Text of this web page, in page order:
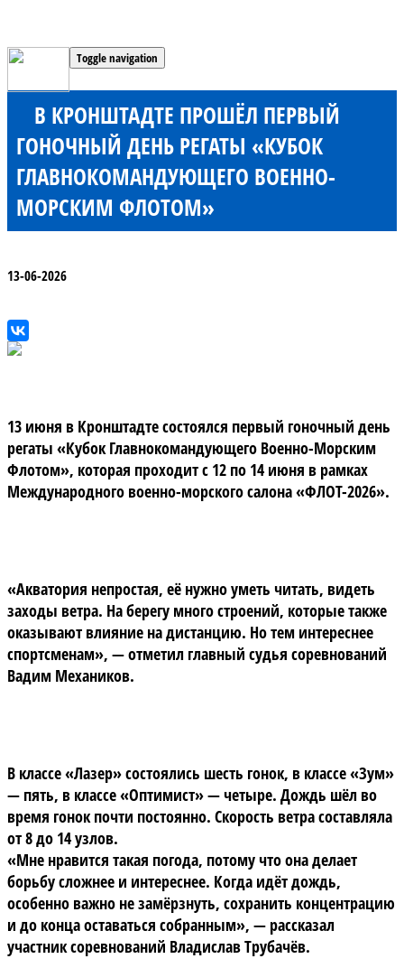
Toggle navigation
В КРОНШТАДТЕ ПРОШЁЛ ПЕРВЫЙ
ГОНОЧНЫЙ ДЕНЬ РЕГАТЫ «КУБОК
ГЛАВНОКОМАНДУЮЩЕГО ВОЕННО-
МОРСКИМ ФЛОТОМ»
13-06-2026
13 июня в Кронштадте состоялся первый гоночный день
регаты «Кубок Главнокомандующего Военно-Морским
Флотом», которая проходит с 12 по 14 июня в рамках
Международного военно-морского салона «ФЛОТ-2026».
«Акватория непростая, её нужно уметь читать, видеть
заходы ветра. На берегу много строений, которые также
оказывают влияние на дистанцию. Но тем интереснее
спортсменам», — отметил главный судья соревнований
Вадим Механиков.
В классе «Лазер» состоялись шесть гонок, в классе «Зум»
— пять, в классе «Оптимист» — четыре. Дождь шёл во
время гонок почти постоянно. Скорость ветра составляла
от 8 до 14 узлов.
«Мне нравится такая погода, потому что она делает
борьбу сложнее и интереснее. Когда идёт дождь,
особенно важно не замёрзнуть, сохранить концентрацию
и до конца оставаться собранным», — рассказал
участник соревнований Владислав Трубачёв.